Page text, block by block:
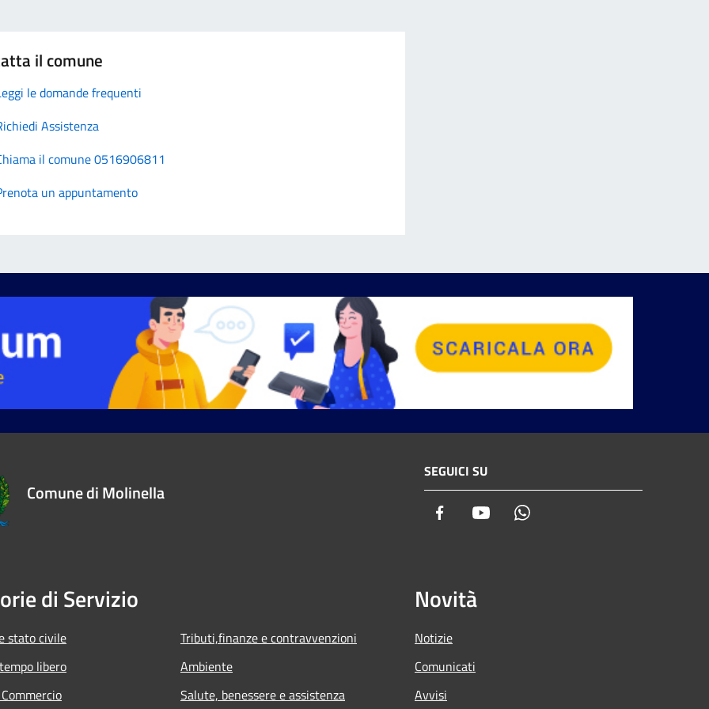
il comune
le domande frequenti
Assistenza
il comune 0516906811
un appuntamento
Comune di Molinella
SEGUICI SU
Facebook Youtube
di Servizio
stato civile
libero
Tributi,finanze e contravvenzioni
Ambiente
Salute, benessere e assistenza
Novità
Notizie
Comunicati
Avvisi